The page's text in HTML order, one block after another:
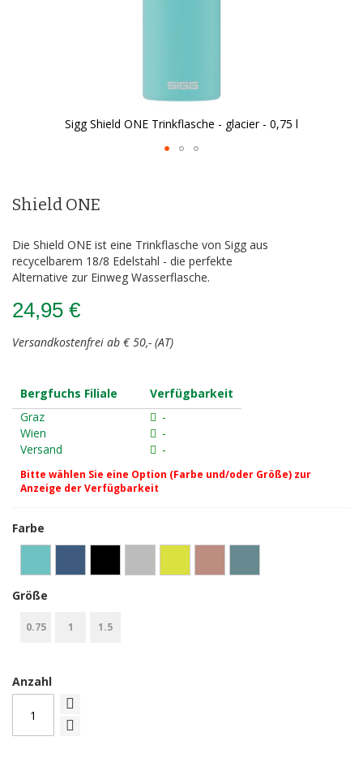
Sigg Shield ONE Trinkflasche - glacier - 0,75 l
der
Shield ONE
Die Shield ONE ist eine Trinkflasche von Sigg aus
recycelbarem 18/8 Edelstahl - die perfekte
Alternative zur Einweg Wasserflasche.
24,95 €
Versandkostenfrei ab € 50,- (AT)
Bergfuchs Filiale
Verfügbarkeit
Graz
-
Wien
-
Versand
-
Bitte wählen Sie eine Option (Farbe und/oder Größe) zur
Anzeige der Verfügbarkeit
Farbe
Größe
0.75 1 1.5
Anzahl